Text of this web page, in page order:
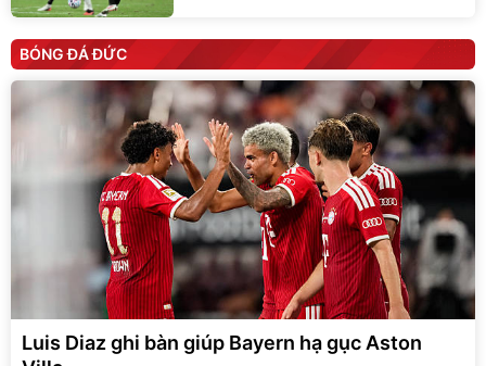
BÓNG ĐÁ ĐỨC
Luis Diaz ghi bàn giúp Bayern hạ gục Aston